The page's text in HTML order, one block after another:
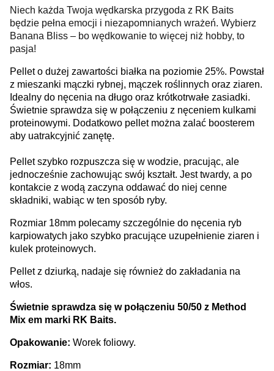
Niech każda Twoja wędkarska przygoda z RK Baits
będzie pełna emocji i niezapomnianych wrażeń. Wybierz
Banana Bliss – bo wędkowanie to więcej niż hobby, to
pasja!
Pellet o dużej zawartości białka na poziomie 25%. Powstał
z mieszanki mączki rybnej, mączek roślinnych oraz ziaren.
Idealny do nęcenia na długo oraz krótkotrwałe zasiadki.
Świetnie sprawdza się w połączeniu z nęceniem kulkami
proteinowymi. Dodatkowo pellet można zalać boosterem
aby uatrakcyjnić zanętę.
Pellet szybko rozpuszcza się w wodzie, pracując, ale
jednocześnie zachowując swój kształt. Jest twardy, a po
kontakcie z wodą zaczyna oddawać do niej cenne
składniki, wabiąc w ten sposób ryby.
Rozmiar 18mm polecamy szczególnie do nęcenia ryb
karpiowatych jako szybko pracujące uzupełnienie ziaren i
kulek proteinowych.
Pellet z dziurką, nadaje się również do zakładania na
włos.
Świetnie sprawdza się w połączeniu 50/50 z Method
Mix em marki RK Baits.
Opakowanie: Worek foliowy.
Rozmiar: 18mm